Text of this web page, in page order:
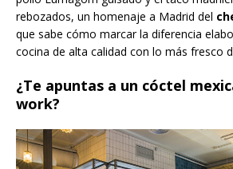
rebozados, un homenaje a Madrid del
que sabe cómo marcar la diferencia
cocina de alta calidad con lo más fresco
¿Te apuntas a un cóctel
work?